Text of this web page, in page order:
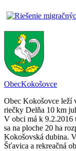
ObecKokošovce
Obec Kokošovce leží
riečky Delňa 10 km
V obci má k 9.2.2016
sa na ploche 20 ha
Kokošovská dubina.
Šťavica a rekreačná